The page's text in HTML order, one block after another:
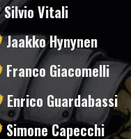
Silvio Vitali
Jaakko Hynynen
Franco Giacomelli
Enrico Guardabassi
Simone Capecchi